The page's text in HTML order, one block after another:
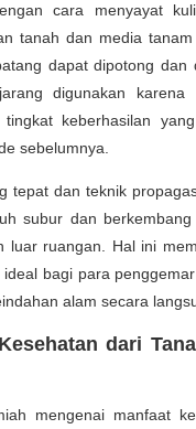
cara menyayat
tanah dan media tanam
dapat dipotong dan
digunakan karena
keberhasilan
sebelumnya.
tepat dan teknik
subur dan
luar ruangan. Hal ini
bagi para
alam secara
dari
mengenai manfaat